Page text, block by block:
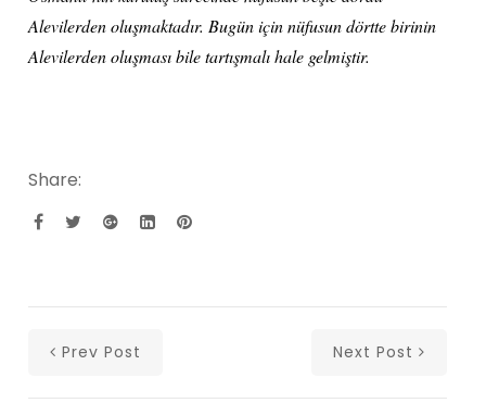
Alevilerden oluşmaktadır. Bugün için nüfusun dörtte birinin
Alevilerden oluşması bile tartışmalı hale gelmiştir.
Share:
Prev Post Next Post